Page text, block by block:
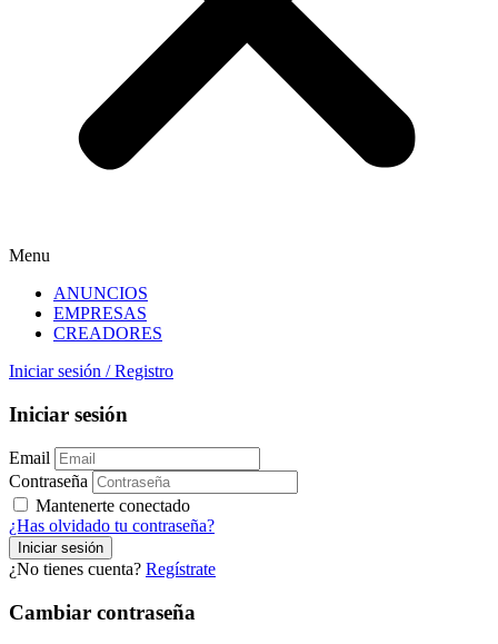
Menu
ANUNCIOS
EMPRESAS
CREADORES
Iniciar sesión / Registro
Iniciar sesión
Email
Contraseña
Mantenerte conectado
¿Has olvidado tu contraseña?
¿No tienes cuenta? Regístrate
Cambiar contraseña